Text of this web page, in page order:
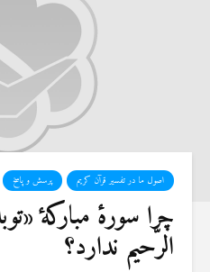
اصول ما در تفسیر قرآن کریم پرسش و پاسخ
چرا سورۀ مباركۀ
الرّحیم ندارد؟